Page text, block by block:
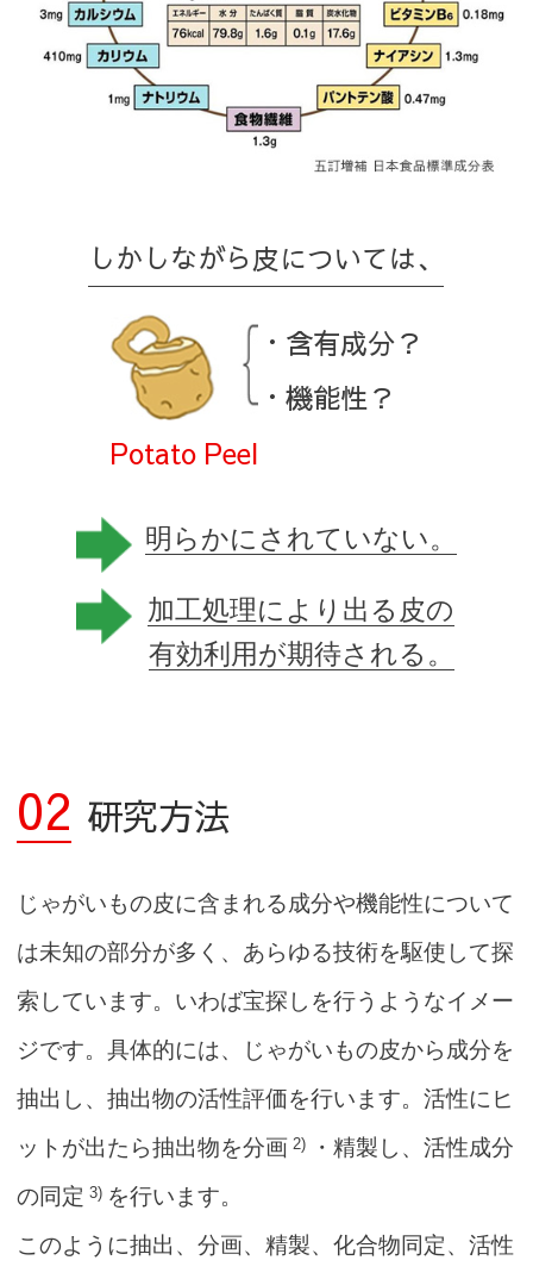
しかしながら皮については、
Potato Peel
・含有成分？
・機能性？
明らかにされていない。
加工処理により出る皮の
有効利用が期待される。
02 研究方法
じゃがいもの皮に含まれる成分や機能性について
は未知の部分が多く、あらゆる技術を駆使して探
索しています。いわば宝探しを行うようなイメー
ジです。具体的には、じゃがいもの皮から成分を
抽出し、抽出物の活性評価を行います。活性にヒ
ットが出たら抽出物を分画2)
・精製し、活性成分
の同定 3) を行います。
このように抽出、分画、精製、化合物同定、活性